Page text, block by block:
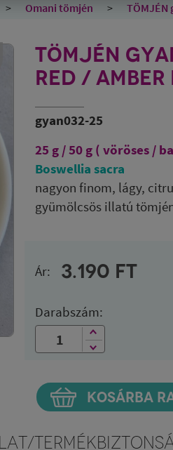
Omani tömjén TÖMJÉN
TÖMJÉN
RED /
gyan032-25
25 g / 50 g ( vöröses /
Boswellia sacra
nagyon finom, lágy,
gyümölcsös illatú
Ár: 3.190 FT
Darabszám:
KOSÁRBA